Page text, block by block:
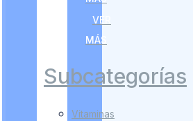
VER
MÁS
Subcategorías
Vitaminas